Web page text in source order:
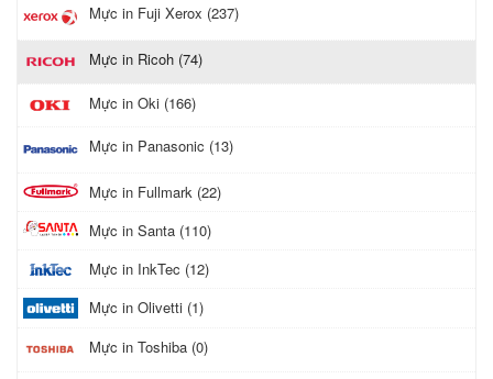
Mực in Fuji Xerox (237)
Mực in Ricoh (74)
Mực in Oki (166)
Mực in Panasonic (13)
Mực in Fullmark (22)
Mực in Santa (110)
Mực in InkTec (12)
Mực in Olivetti (1)
Mực in Toshiba (0)